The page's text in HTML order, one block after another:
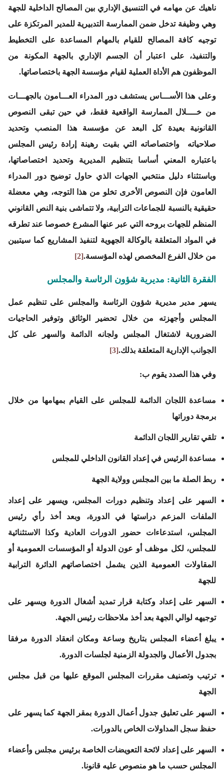
ناهيك عن مهامه في التنسيق الإداري بين المصالح الداخلية للجهة
وهي وظيفة تدخل ضمن الممارسة التدبيرية للمدير المرتكزة على
توجيه كافة المصالح للقيام بالمهام المساعدة على التخطيط
والتنفيذ، على اعتبار أن الجسم الإداري بالجهة المكونة من
الموظفون هم الأداة العملية لقيام مؤسسة الجهة باختصاصاتها.
وعلى هذا الأســـاس يستشف دور المدراء العـــامون بالجهـــات
من خــــلال الممارسة الواقعية فقط، في حين تبقى النصوص
القانونية بعيدة كل البعد عن مؤسسة هذا المنصب وتحديد
صلاحياته واختصاصاته التي بقيت رهينة إرادة رئيس المجلس
باعتباره المعني أساسا بتنظيم المديرية وتحديد اختصاصاتها،
وباستثناء دليل منتخبي الجهات الذي حاول توضيح دور المدراء
العامون فإن النصوص الأخرى تخلو من هذا التوجه، وهي معضلة
حقيقية بالنسبة للجماعات الترابية، ولا تتماشى بنية النص القانوني
المنظم للجهات بروحه التي عبر عنها المشرع خصوصا عند تطرقه
في المواد المتعلقة بالوكالة الجهوية لتنفيذ المشاريع كما سيتبين
من خلال الفرع المخصص لهذه المؤسسة.[2]
الفقرة الثانية: مديرية شؤون الرئاسة والمجلس
يسهر مدير مديرية شؤون الرئاسة والمجلس على تنظيم عمل
المجلس وأجهزته من خلال تحضير الوثائق وتوفير الحاجيات
الضرورية لاشتغال المجلس ولجانه الدائمة والسهر على كل
الجوانب الإدارية المتعلقة بذلك.[3]
وفي هذا الصدد يقوم ب:
مساعدة اللجان الدائمة للمجلس على القيام بمهامها من خلال
برمجة دوراتها
تلقي تقارير اللجان الدائمة
مساعدة الرئيس في إعداد القانون الداخلي للمجلس
ربط الصلة ما بين المجلس وولاية الجهة
السهر على إعداد وتنظيم دورات المجلس، ويسهر على إعداد
الملفات المزعم دراستها في الدورة، وبعد أخذ رأي رئيس
المجلس، استدعاءات حضور الدورات العادية وكذا الاستثنائية
للمجلس، لكل موظف أو عون الدولة أو المؤسسات العمومية أو
المقاولات العمومية الذين يشمل اختصاصاتهم الدائرة الترابية
للجهة
السهر على إعداد وكتابة قرار تمديد أشغال الدورة ويسهر على
توجيهه لوالي الجهة بعد أخذ ملاحظات رئيس الجهة.
يبلغ أعضاء المجلس بتاريخ وساعة ومكان انعقاد الدورة مرفقا
بجدول الأعمال والجدولة الزمنية لجلسات الدورة.
ترتيب وتصنيف مقررات المجلس الموقع عليها من قبل مجلس
الجهة
السهر على تعليق جدول أعمال الدورة بمقر الجهة كما يسهر على
حفظ سجل المداولات الخاص بالدورات.
السهر على إعداد لائحة التعويضات الخاصة برئيس مجلس وأعضاء
المجلس حسب ما هو منصوص عليه قانونا.